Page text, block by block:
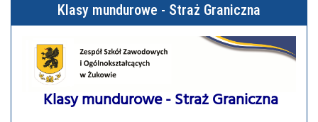
Klasy mundurowe - Straż Graniczna
Klasy mundurowe - Straż Graniczna